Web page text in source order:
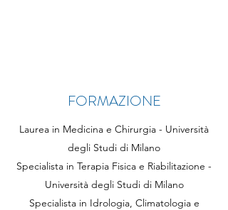
FORMAZIONE
Laurea in Medicina e Chirurgia - Università
degli Studi di Milano
Specialista in Terapia Fisica e Riabilitazione -
Università degli Studi di Milano
Specialista in Idrologia, Climatologia e